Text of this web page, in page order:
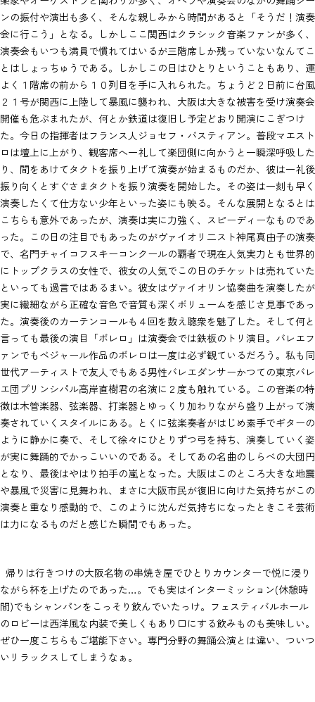
ンの振付や演出も多く、そんな親しみから時間があると「そうだ！演奏
会に行こう」となる。しかしここ関西はクラシック音楽ファンが多く、
演奏会もいつも満員で慣れてはいるが三階席しか残っていないなんてこ
とはしょっちゅうである。しかしこの日はひとりということもあり、運
よく１階席の前から１０列目を手に入れられた。ちょうど２日前に台風
２１号が関西に上陸して暴風に襲われ、大阪は大きな被害を受け演奏会
開催も危ぶまれたが、何とか鉄道は復旧し予定どおり開演にこぎつけ
た。今日の指揮者はフランス人ジョセフ・バスティアン。普段マエスト
ロは壇上に上がり、観客席へ一礼して楽団側に向かうと一瞬深呼吸した
り、間をあけてタクトを振り上げて演奏が始まるものだか、彼は一礼後
振り向くとすぐさまタクトを振り演奏を開始した。その姿は一刻も早く
演奏したくて仕方ない少年といった姿にも映る。そんな展開となるとは
こちらも意外であったが、演奏は実に力強く、スピーディーなものであ
った。この日の注目でもあったのがヴァイオリ二スト神尾真由子の演奏
で、名門チャイコフスキーコンクールの覇者で現在人気実力とも世界的
にトップクラスの女性で、彼女の人気でこの日のチケットは売れていた
といっても過言ではあるまい。彼女はヴァイオリン協奏曲を演奏したが
実に繊細ながら正確な音色で音質も深くボリュームを感じさ見事であっ
た。演奏後のカーテンコールも４回を数え聴衆を魅了した。そして何と
言っても最後の演目「ボレロ」は演奏会では鉄板のトリ演目。バレエフ
ァンでもベジャール作品のボレロは一度は必ず観ているだろう。私も同
世代アーティストで友人でもある男性バレエダンサーかつての東京バレ
エ団プリンシパル高岸直樹君の名演に２度も触れている。この音楽の特
徴は木管楽器、弦楽器、打楽器とゆっくり加わりながら盛り上がって演
奏されていくスタイルにある。とくに弦楽奏者がはじめ素手でギターの
ように静かに奏で、そして徐々にひとりずつ弓を持ち、演奏していく姿
が実に舞踊的でかっこいいのである。そしてあの名曲のしらべの大団円
となり、最後はやはり拍手の嵐となった。大阪はこのところ大きな地震
や暴風で災害に見舞われ、まさに大阪市民が復旧に向けた気持ちがこの
演奏と重なり感動的で、このように沈んだ気持ちになったときこそ芸術
は力になるものだと感じた瞬間でもあった。
帰りは行きつけの大阪名物の串焼き屋でひとりカウンターで悦に浸り
ながら杯を上げたのであった…。でも実はインターミッション(休憩時
間)でもシャンパンをこっそり飲んでいたっけ。フェスティバルホール
のロビーは西洋風な内装で美しくもあり口にする飲みものも美味しい。
ぜひ一度こちらもご堪能下さい。専門分野の舞踊公演とは違い、ついつ
いリラックスしてしまうなぁ。